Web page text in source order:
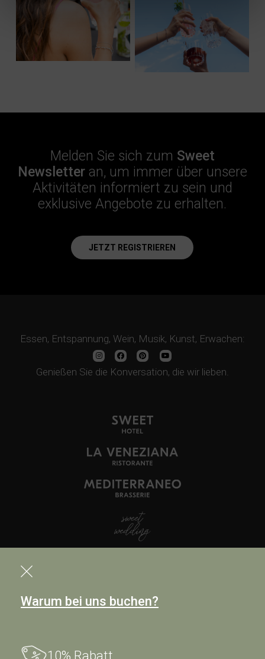
Warum bei uns buchen?
10% Rabatt
Melden Sie sich zum Sweet
Newsletteran, um immer über unsere
Aktivitäten informiert zu sein und
exklusive Angebote zu erhalten.
JETZT REGISTRIEREN
Essen, Entspannung, Wein, Musik, Kunst, Erwachen:
Genießen Sie die Konversation, die wir lieben.